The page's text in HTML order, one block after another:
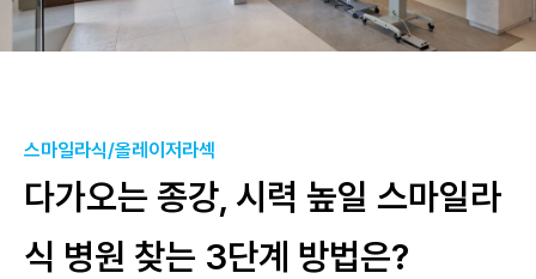
스마일라식/올레이저라섹
다가오는 종강, 시력 높일 스마일라
식 병원 찾는 3단계 방법은?